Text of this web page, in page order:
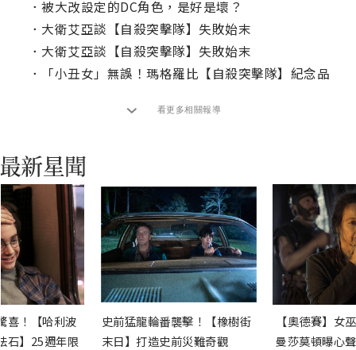
． 被大改設定的DC角色，是好是壞？
． 大衛艾亞談【自殺突擊隊】失敗始末
． 大衛艾亞談【自殺突擊隊】失敗始末
．
「小丑女」無誤！瑪格羅比【自殺突擊隊】紀念品
看更多相關報導
喜！【哈利波
石】25週年限
史前猛龍輪番襲擊！【橡樹街
末日】打造史前災難奇觀
【奧德賽】女
曼莎莫頓曝心